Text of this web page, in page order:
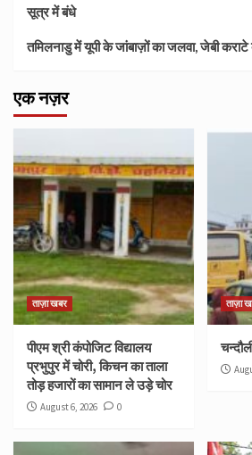
सूत्र में बंधे
तमिलनाडु में यूपी के जांबाज़ों का जलवा, जेबी
एक नज़र
ताज़ा खबर
पीएम श्री कंपोजिट विद्यालय
प्रभुपुर में चोरी, किचन का ताला
तोड़ हजारों का सामान ले उड़े चोर
August 6, 2026 0
ताज़ा